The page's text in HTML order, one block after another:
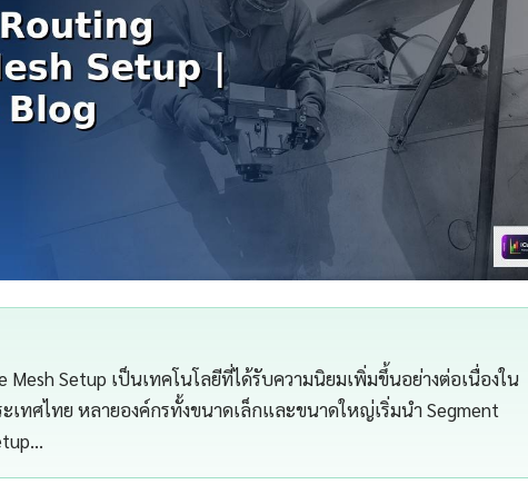
Mesh Setup เป็นเทคโนโลยีที่ได้รับความนิยมเพิ่มขึ้นอย่างต่อเนื่องใน
ะเทศไทย หลายองค์กรทั้งขนาดเล็กและขนาดใหญ่เริ่มนำ Segment